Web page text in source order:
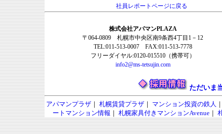
社員レポートページに戻る
株式会社アパマンPLAZA
〒064-0809 札幌市中央区南9条西4丁目1－12
TEL:011-513-0007 FAX:011-513-7778
フリーダイヤル:0120-015510（携帯可）
info2@ms-tetsujin.com
ただいま
アパマンプラザ｜ 札幌賃貸プラザ｜ マンション投資の鉄人
ートマンション情報 ｜ 札幌家具付きマンションAvenue ｜